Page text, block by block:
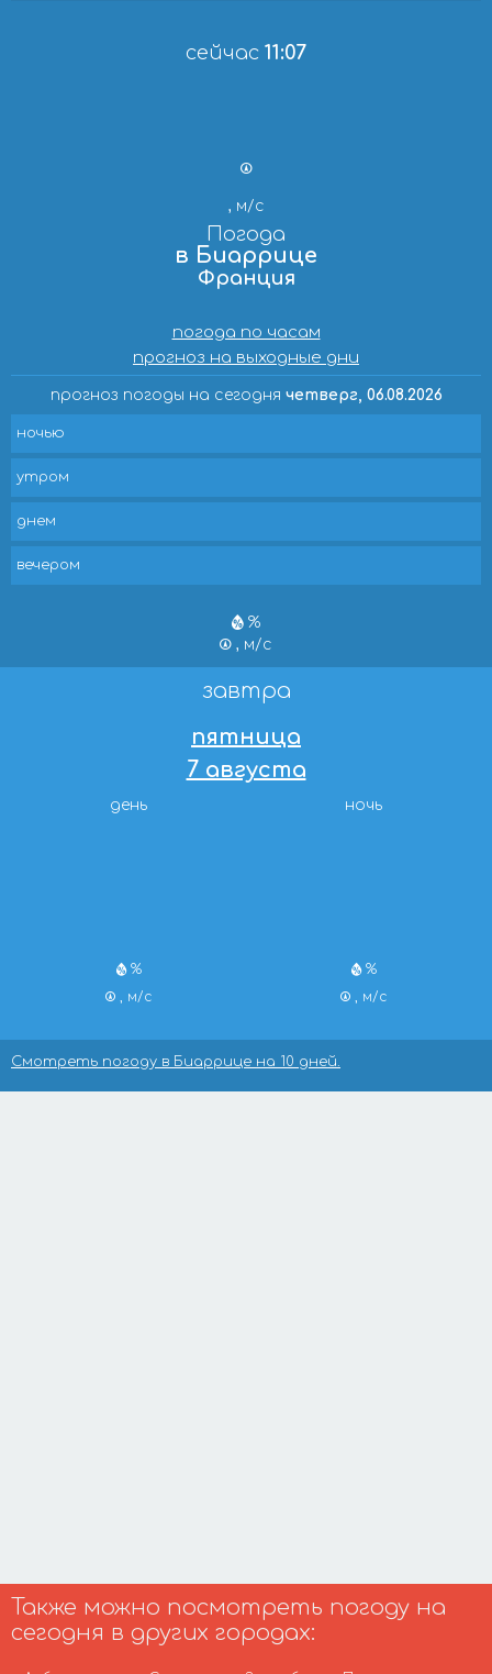
сейчас 11:07
, м/с
Погода
в Биаррице
Франция
погода по часам
прогноз на выходные дни
прогноз погоды на сегодня четверг, 06.08.2026
ночью
утром
днем
вечером
%
, м/с
завтра
пятница
7 августа
день
%
, м/с
ночь
%
, м/с
Смотреть погоду в Биаррице на 10 дней.
Также можно посмотреть погоду на
сегодня в других городах: